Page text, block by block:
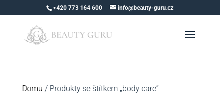
+420 773 164 600 info@beauty-guru.cz
Domů / Produkty se štítkem „body care“